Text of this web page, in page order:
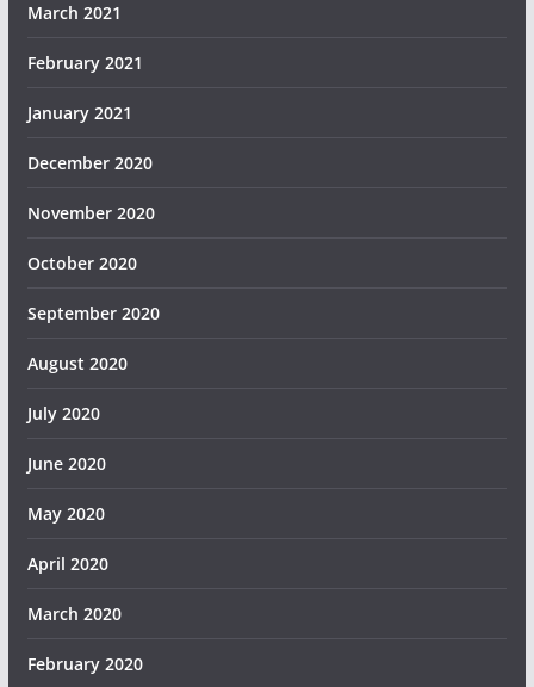
March 2021
February 2021
January 2021
December 2020
November 2020
October 2020
September 2020
August 2020
July 2020
June 2020
May 2020
April 2020
March 2020
February 2020